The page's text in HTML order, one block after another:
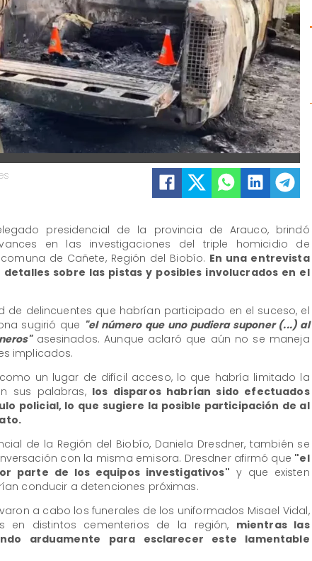
presidencial de la provincia de Arauco, brindó
en las investigaciones del triple homicidio de
de Cañete, Región del Biobío. En una entrevista
detalles sobre las pistas y posibles involucrados en el
de delincuentes que habrían participado en el suceso, el
sugirió que "el número que uno pudiera suponer (...) al
asesinados. Aunque aclaró que aún no se maneja
implicados.
un lugar de difícil acceso, lo que habría limitado la
sus palabras, los disparos habrían sido efectuados
policial, lo que sugiere la posible participación de al
de la Región del Biobío, Daniela Dresdner, también se
con la misma emisora. Dresdner afirmó que "el
parte de los equipos investigativos" y que existen
conducir a detenciones próximas.
a cabo los funerales de los uniformados Misael Vidal,
en distintos cementerios de la región, mientras las
arduamente para esclarecer este lamentable